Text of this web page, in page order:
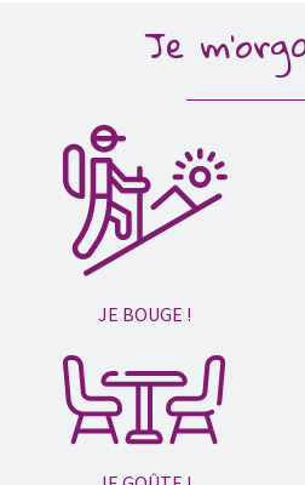
Je
JE BOUGE !